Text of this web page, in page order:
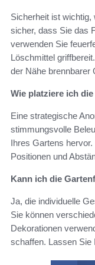
Sicherheit ist wichtig,
sicher, dass Sie das
verwenden Sie
Löschmittel
der Nähe brennbarer
Wie platziere ich
Eine strategische
stimmungsvolle
Ihres Gartens
Positionen und
Kann ich die
Ja, die individuelle
Sie können
Dekorationen
schaffen. Lassen Sie